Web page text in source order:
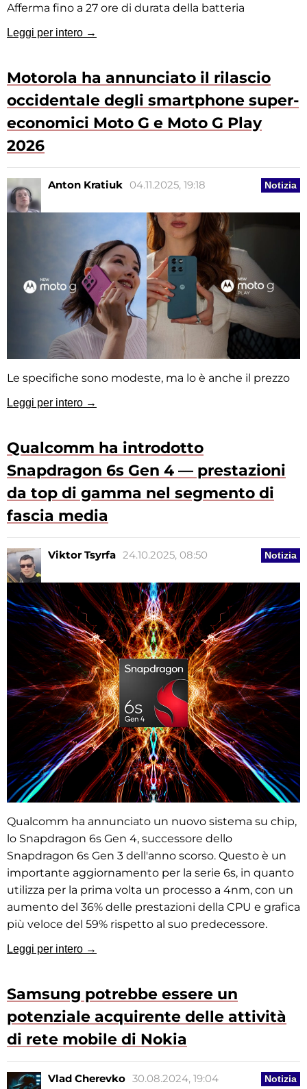
Afferma fino a 27 ore di durata della batteria
Leggi per intero →
Motorola ha annunciato il rilascio
occidentale degli smartphone super-
economici Moto G e Moto G Play
2026
Notizia
Anton Kratiuk 04.11.2025, 19:18
Le specifiche sono modeste, ma lo è anche il prezzo
Leggi per intero →
Qualcomm ha introdotto
Snapdragon 6s Gen 4 — prestazioni
da top di gamma nel segmento di
fascia media
Notizia
Viktor Tsyrfa 24.10.2025, 08:50
Qualcomm ha annunciato un nuovo sistema su chip,
lo Snapdragon 6s Gen 4, successore dello
Snapdragon 6s Gen 3 dell'anno scorso. Questo è un
importante aggiornamento per la serie 6s, in quanto
utilizza per la prima volta un processo a 4nm, con un
aumento del 36% delle prestazioni della CPU e grafica
più veloce del 59% rispetto al suo predecessore.
Leggi per intero →
Samsung potrebbe essere un
potenziale acquirente delle attività
di rete mobile di Nokia
Notizia
Vlad Cherevko 30.08.2024, 19:04